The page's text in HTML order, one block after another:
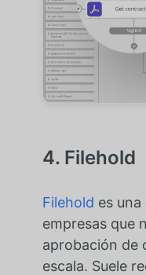
4. Filehold
Filehold es
empresas que
aprobación de
escala. Suele